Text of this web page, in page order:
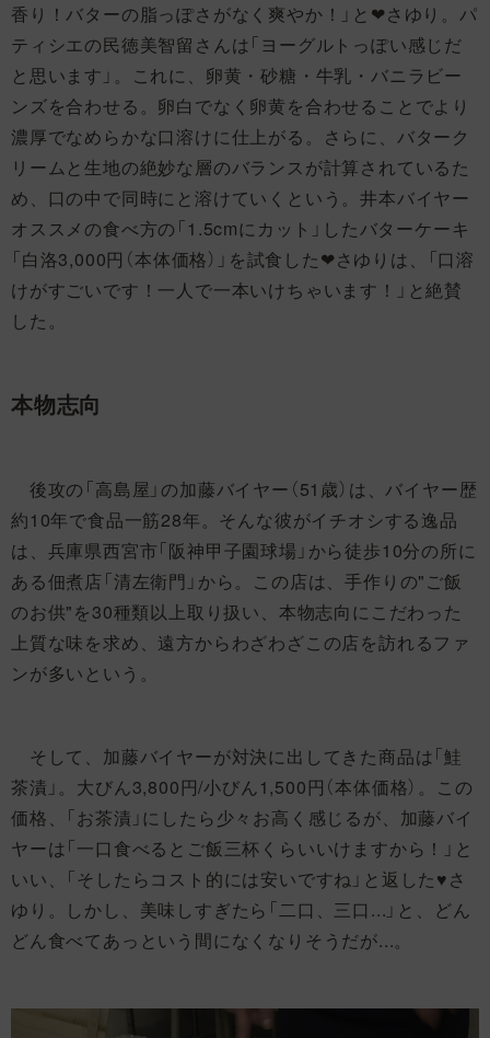
香り！バターの脂っぽさがなく爽やか！」と❤さゆり。パ
ティシエの民徳美智留さんは「ヨーグルトっぽい感じだ
と思います」。これに、卵黄・砂糖・牛乳・バニラビー
ンズを合わせる。卵白でなく卵黄を合わせることでより
濃厚でなめらかな口溶けに仕上がる。さらに、バターク
リームと生地の絶妙な層のバランスが計算されているた
め、口の中で同時にと溶けていくという。井本バイヤー
オススメの食べ方の「1.5cmにカット」したバターケーキ
「白洛3,000円（本体価格）」を試食した❤さゆりは、「口溶
けがすごいです！一人で一本いけちゃいます！」と絶賛
した。
本物志向
後攻の「高島屋」の加藤バイヤー（51歳）は、バイヤー歴
約10年で食品一筋28年。そんな彼がイチオシする逸品
は、兵庫県西宮市「阪神甲子園球場」から徒歩10分の所に
ある佃煮店「清左衛門」から。この店は、手作りの"ご飯
のお供"を30種類以上取り扱い、本物志向にこだわった
上質な味を求め、遠方からわざわざこの店を訪れるファ
ンが多いという。
そして、加藤バイヤーが対決に出してきた商品は「鮭
茶漬」。大びん3,800円/小びん1,500円（本体価格）。この
価格、「お茶漬」にしたら少々お高く感じるが、加藤バイ
ヤーは「一口食べるとご飯三杯くらいいけますから！」と
いい、「そしたらコスト的には安いですね」と返した♥さ
ゆり。しかし、美味しすぎたら「二口、三口...」と、どん
どん食べてあっという間になくなりそうだが...。